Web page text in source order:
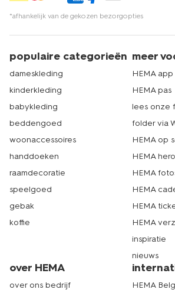
*afhankelijk van de gekozen bezorgopties
populaire categorieën
dameskleding
kinderkleding
babykleding
beddengoed
woonaccessoires
handdoeken
raamdecoratie
speelgoed
gebak
koffie
meer
HEMA app
HEMA pas
lees onze
folder via
HEMA op
HEMA
HEMA
HEMA
HEMA
HEMA
inspiratie
nieuws
over HEMA
over ons bedrijf
HEMA